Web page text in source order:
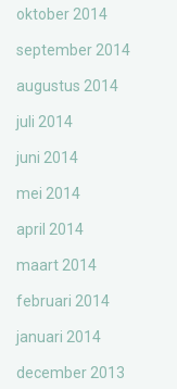
oktober 2014
september 2014
augustus 2014
juli 2014
juni 2014
mei 2014
april 2014
maart 2014
februari 2014
januari 2014
december 2013